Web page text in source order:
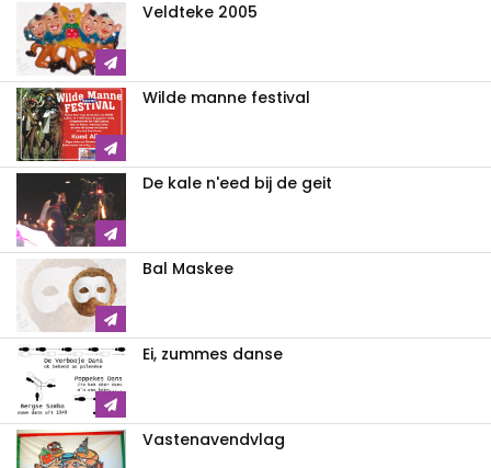
Veldteke 2005
Wilde manne festival
De kale n'eed bij de geit
Bal Maskee
Ei, zummes danse
Vastenavendvlag